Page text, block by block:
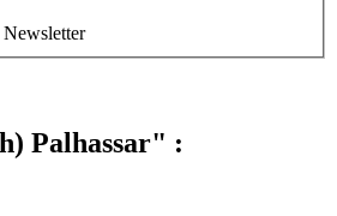
Palhassar" :